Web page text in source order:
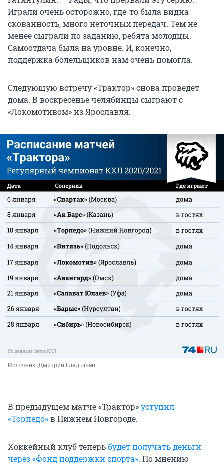
Играли очень осторожно, где-то была видна
скованность, много неточных передач. Тем не
менее сыграли по заданию, ребята молодцы.
Самоотдача была на уровне. И, конечно,
поддержка болельщиков нам очень помогла.
Следующую встречу «Трактор» снова проведет
дома. В воскресенье челябинцы сыграют с
«Локомотивом» из Ярославля.
Источник: Дмитрий Гладышев
В предыдущем матче «Трактор»уступил
«Торпедо»в Нижнем Новгороде.
Хоккейный клуб теперьбудет получать деньги
через «Фонд поддержки спорта». По мнению